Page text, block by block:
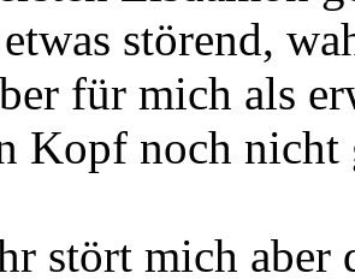
störend,
für mich als
Kopf noch nicht
stört mich aber